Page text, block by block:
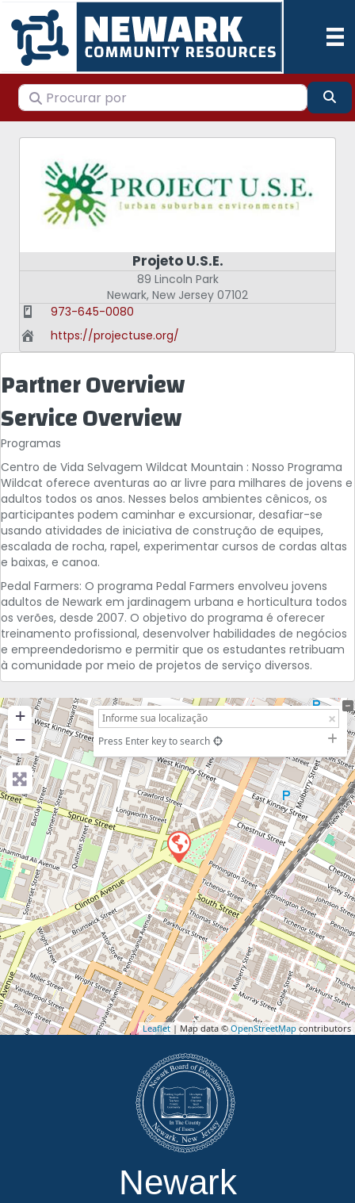
Procurar por
Projeto U.S.E.
89 Lincoln Park
Newark, New Jersey 07102
973-645-0080
https://projectuse.org/
Partner Overview
Service Overview
Programas
Centro de Vida Selvagem Wildcat Mountain : Nosso Programa
Wildcat oferece aventuras ao ar livre para milhares de jovens e
adultos todos os anos. Nesses belos ambientes cênicos, os
participantes podem caminhar e excursionar, desafiar-se
usando atividades de iniciativa de construção de equipes,
escalada de rocha, rapel, experimentar cursos de cordas altas
e baixas, e canoa.
Pedal Farmers: O programa Pedal Farmers envolveu jovens
adultos de Newark em jardinagem urbana e horticultura todos
os verões, desde 2007. O objetivo do programa é oferecer
treinamento profissional, desenvolver habilidades de negócios
e empreendedorismo e permitir que os estudantes retribuam
à comunidade por meio de projetos de serviço diversos.
+
−
Press Enter key to search
Leaflet | Map data ©OpenStreetMap contributors
Newark